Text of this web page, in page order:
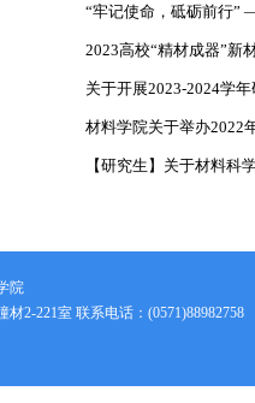
“牢记使命，砥砺前行”
2023高校“精材成器”新
关于开展2023-2024学
材料学院关于举办2022
【研究生】关于材料科
院
2-221室 联系电话：(0571)88982758